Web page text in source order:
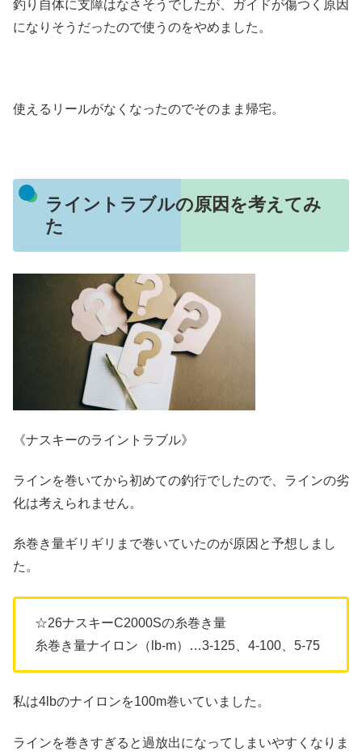
釣り自体に支障はなさそうでしたが、ガイドが傷つく原因
になりそうだったので使うのをやめました。
使えるリールがなくなったのでそのまま帰宅。
ライントラブルの原因を考えてみ
た
《ナスキーのライントラブル》
ラインを巻いてから初めての釣行でしたので、ラインの劣
化は考えられません。
糸巻き量ギリギリまで巻いていたのが原因と予想しまし
た。
☆26ナスキーC2000Sの糸巻き量
糸巻き量ナイロン（lb-m）…3-125、4-100、5-75
私は4lbのナイロンを100m巻いていました。
ラインを巻きすぎると過放出になってしまいやすくなりま